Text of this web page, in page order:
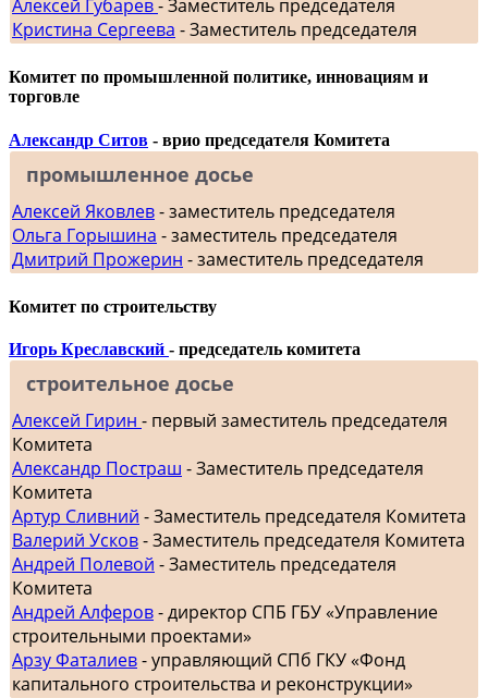
Алексей Губарев- Заместитель председателя
Кристина Сергеева - Заместитель председателя
Комитет по промышленной политике, инновациям и
торговле
Александр Ситов - врио председателя Комитета
промышленное досье
Алексей Яковлев- заместитель председателя
Ольга Горышина - заместитель председателя
Дмитрий Прожерин - заместитель председателя
Комитет по строительству
Игорь Креславский - председатель комитета
строительное досье
Алексей Гирин - первый заместитель председателя
Комитета
Александр Постраш - Заместитель председателя
Комитета
Артур Сливний - Заместитель председателя Комитета
Валерий Усков- Заместитель председателя Комитета
Андрей Полевой - Заместитель председателя
Комитета
Андрей Алферов- директор СПБ ГБУ «Управление
строительными проектами»
Арзу Фаталиев- управляющий СПб ГКУ «Фонд
капитального строительства и реконструкции»